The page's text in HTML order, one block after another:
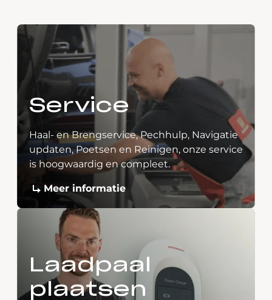
Service
Haal- en Brengservice, Pechhulp, Navigatie
updaten, Poetsen en Reinigen, onze service
is hoogwaardig en compleet.
Meer informatie
Laadpaal
plaatsen